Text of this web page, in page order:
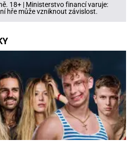
18+ | Ministerstvo financí varuje:
hře může vzniknout závislost.